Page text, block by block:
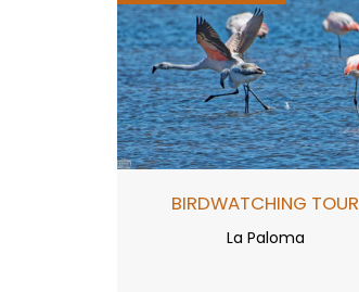
BIRDWATCHING TOUR
La Paloma